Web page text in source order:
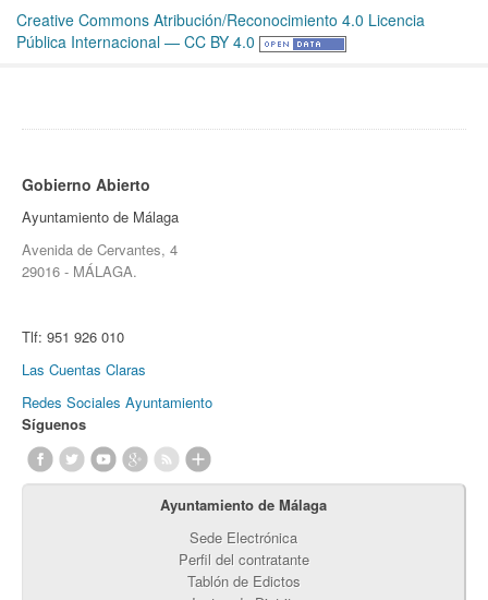
Creative Commons Atribución/Reconocimiento 4.0 Licencia
Pública Internacional — CC BY 4.0
Gobierno Abierto
Ayuntamiento de Málaga
Avenida de Cervantes, 4
29016 - MÁLAGA.
Tlf: 951 926 010
Las Cuentas Claras
Redes Sociales Ayuntamiento
Síguenos
Ayuntamiento de Málaga
Sede Electrónica
Perfil del contratante
Tablón de Edictos